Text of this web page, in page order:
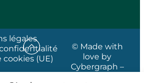
légales
(UE)
© Made with
love by
Cybergraph –